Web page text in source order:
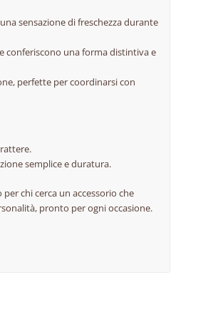
sensazione di freschezza durante
conferiscono una forma distintiva e
perfette per coordinarsi con
semplice e duratura.
chi cerca un accessorio che
pronto per ogni occasione.